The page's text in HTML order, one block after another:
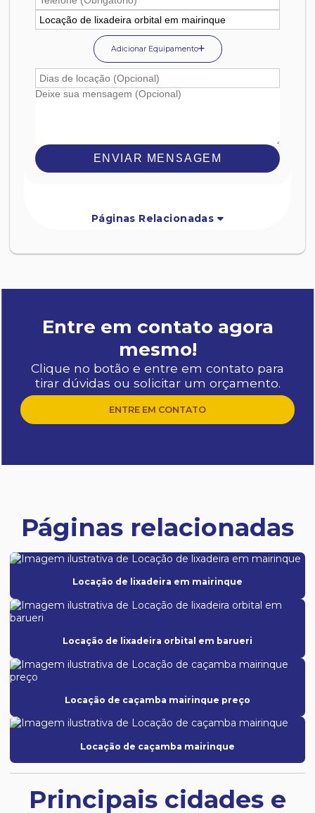
Adicionar Equipamento
ENVIAR MENSAGEM
Páginas Relacionadas
Entre em contato agora
mesmo!
Clique no botão e entre em contato para
tirar dúvidas ou solicitar um orçamento.
ENTRE EM CONTATO
Páginas relacionadas
Locação de lixadeira em mairinque
Locação de lixadeira orbital em barueri
Locação de caçamba mairinque preço
Locação de caçamba mairinque
Principais cidades e